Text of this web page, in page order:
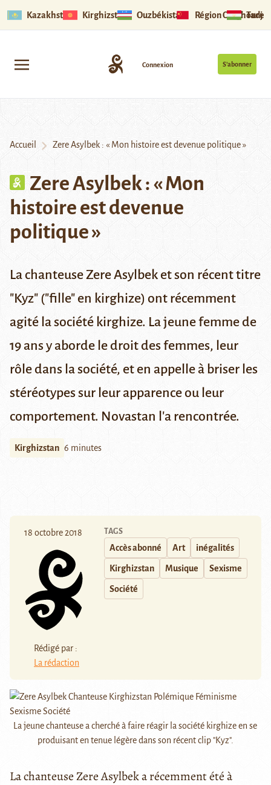
Kazakhstan Kirghizstan Ouzbékistan Région Ouïghoure
S’abonner
Connexion
Accueil Zere Asylbek : « Mon histoire est devenue politique »
Zere Asylbek : « Mon
histoire est devenue
politique »
La chanteuse Zere Asylbek et son récent titre
"Kyz" ("fille" en kirghize) ont récemment
agité la société kirghize. La jeune femme de
19 ans y aborde le droit des femmes, leur
rôle dans la société, et en appelle à briser les
stéréotypes sur leur apparence ou leur
comportement. Novastan l'a rencontrée.
Kirghizstan 6 minutes
18 octobre 2018
Rédigé par :
La rédaction
TAGS
Accès abonné Art inégalités
Kirghizstan Musique Sexisme
Société
La jeune chanteuse a cherché à faire réagir la société kirghize en se
produisant en tenue légère dans son récent clip "Kyz".
La chanteuse Zere Asylbek a récemment été à